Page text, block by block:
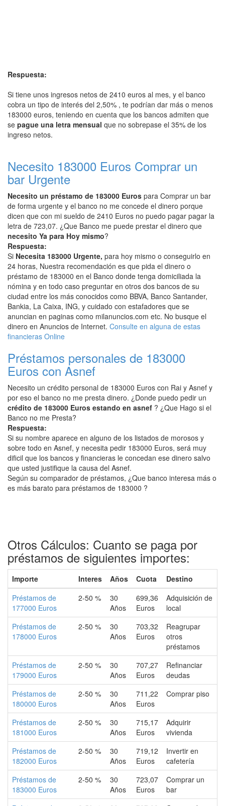
Respuesta:
Si tiene unos ingresos netos de 2410 euros al mes, y el banco
cobra un tipo de interés del 2,50% , te podrían dar más o menos
183000 euros, teniendo en cuenta que los bancos admiten que
se pague una letra mensual que no sobrepase el 35% de los
ingreso netos.
Necesito 183000 Euros Comprar un
bar Urgente
Necesito un préstamo de 183000 Euros para Comprar un bar
de forma urgente y el banco no me concede el dinero porque
dicen que con mi sueldo de 2410 Euros no puedo pagar pagar la
letra de 723,07. ¿Que Banco me puede prestar el dinero que
necesito Ya para Hoy mismo?
Respuesta:
Si Necesita 183000 Urgente, para hoy mismo o conseguirlo en
24 horas, Nuestra recomendación es que pida el dinero o
préstamo de 183000 en el Banco donde tenga domiciliada la
nómina y en todo caso preguntar en otros dos bancos de su
ciudad entre los más conocidos como BBVA, Banco Santander,
Bankia, La Caixa, ING, y cuidado con estafadores que se
anuncian en paginas como milanuncios.com etc. No busque el
dinero en Anuncios de Internet. Consulte en alguna de estas
financieras Online
Préstamos personales de 183000
Euros con Asnef
Necesito un crédito personal de 183000 Euros con Rai y Asnef y
por eso el banco no me presta dinero. ¿Donde puedo pedir un
crédito de 183000 Euros estando en asnef ? ¿Que Hago si el
Banco no me Presta?
Respuesta:
Si su nombre aparece en alguno de los listados de morosos y
sobre todo en Asnef, y necesita pedir 183000 Euros, será muy
dificil que los bancos y financieras le concedan ese dinero salvo
que usted justifique la causa del Asnef.
Según su comparador de préstamos, ¿Que banco interesa más o
es más barato para préstamos de 183000 ?
Otros Cálculos: Cuanto se paga por
préstamos de siguientes importes:
Importe Interes Años Cuota
Destino
Préstamos de
177000 Euros
2-50 %
30
Años
699,36
Euros
Adquisición de
local
Préstamos de
178000 Euros
2-50 %
30
Años
703,32
Euros
Reagrupar
otros
préstamos
Préstamos de
179000 Euros
2-50 %
30
Años
707,27
Euros
Refinanciar
deudas
Préstamos de
180000 Euros
2-50 %
30
Años
711,22
Euros
Comprar piso
Préstamos de
181000 Euros
2-50 %
30
Años
715,17
Euros
Adquirir
vivienda
Préstamos de
182000 Euros
2-50 %
30
Años
719,12
Euros
Invertir en
cafetería
Préstamos de
183000 Euros
2-50 %
30
Años
723,07
Euros
Comprar un
bar